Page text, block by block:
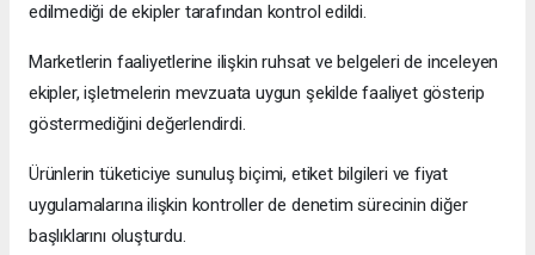
edilmediği de ekipler tarafından kontrol edildi.
Marketlerin faaliyetlerine ilişkin ruhsat ve belgeleri de inceleyen
ekipler, işletmelerin mevzuata uygun şekilde faaliyet gösterip
göstermediğini değerlendirdi.
Ürünlerin tüketiciye sunuluş biçimi, etiket bilgileri ve fiyat
uygulamalarına ilişkin kontroller de denetim sürecinin diğer
başlıklarını oluşturdu.